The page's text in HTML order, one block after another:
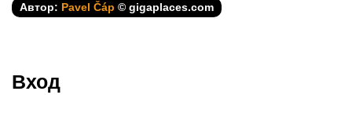
Автор: Pavel Čáp © gigaplaces.com
Вход